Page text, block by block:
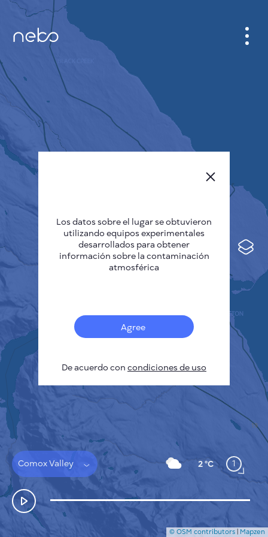
Sensores
Mapa de contaminación
Manchas térmicas
Viento
Comox Valley 2 °C 1
GABINETE
PLANO DE LA CIUDAD
SENSOR NEBO
QUIÉNES SOMOS
Deutsch
Español
Français
CÓMO FUNCIONA
POLÍTICA DE PRIVACIDAD
CONDICIONES GENERALES
GUÍA DE INSTALACIÓN
CONTACTE CON NOSOTROS
© OSM contributors | Mapzen
Los datos sobre el lugar se obtuvieron
utilizando equipos experimentales
desarrollados para obtener
información sobre la contaminación
atmosférica
Agree
De acuerdo con condiciones de uso